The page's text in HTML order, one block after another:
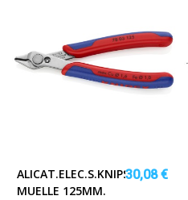
ALICAT.ELEC.S.KNIPS
MUELLE 125MM.
30,08 €